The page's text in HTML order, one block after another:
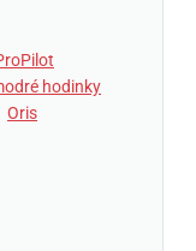
hodinky
Oris